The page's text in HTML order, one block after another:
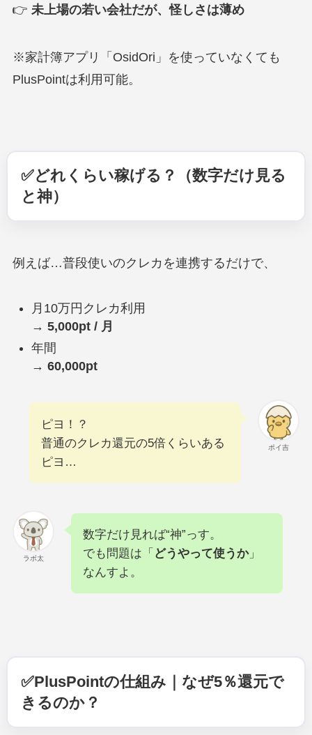
👉 未上場の若い会社だが、怪しさは薄め
※家計簿アプリ「OsidOri」を使っていなくても
PlusPointは利用可能。
✅どれくらい稼げる？（数字だけ見る
と神）
例えば…普段使いのクレカを連携するだけで、
月10万円クレカ利用
→ 5,000pt / 月
年間
→ 60,000pt
ポイ吉
ピヨ！？
普通のクレカ還元の5倍くらいある
ピヨ…
ラボ太
数字だけ見れば“神”っす。
でも問題は「 どうやって使うか」
なんすよ。
✅PlusPointの仕組み｜なぜ5％還元で
きるのか？